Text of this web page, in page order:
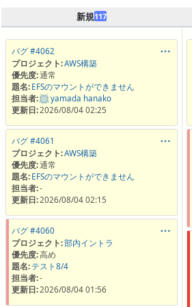
新規117
バグ #4062
プロジェクト:AWS構築
優先度:通常
題名:EFSのマウントができません
担当者:
yamada hanako
更新日:2026/08/04 02:25
バグ #4061
プロジェクト:AWS構築
優先度:通常
題名:EFSのマウントができません
担当者:-
更新日:2026/08/04 02:15
バグ #4060
プロジェクト:部内イントラ
優先度:高め
題名:テスト8/4
担当者:-
更新日:2026/08/04 01:56